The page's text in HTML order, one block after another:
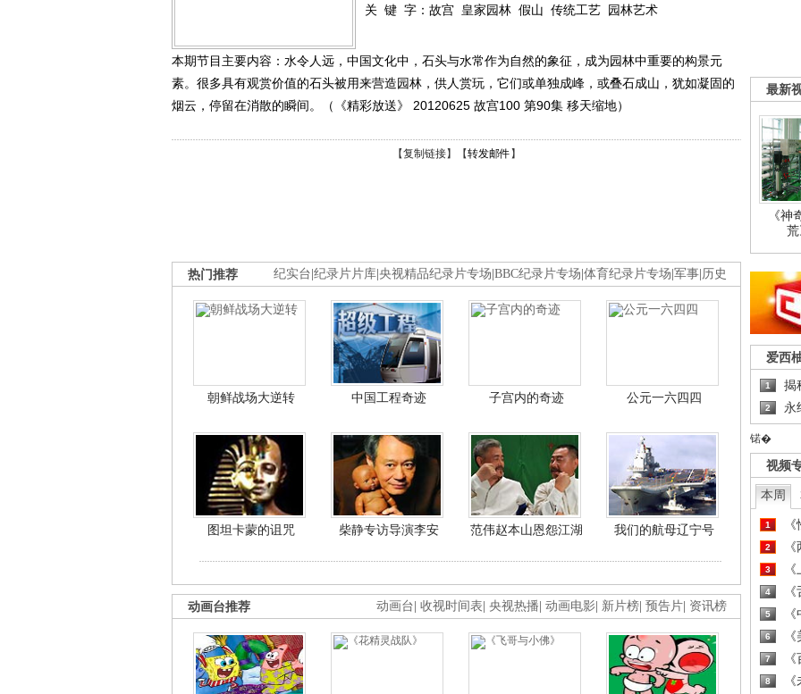
关 键 字： 故宫 皇家园林 假山 传统工艺 园林艺术
本期节目主要内容：水令人远，中国文化中，石头与水常作为自然的象征，成为园林中重要的构景元
素。很多具有观赏价值的石头被用来营造园林，供人赏玩，它们或单独成峰，或叠石成山，犹如凝固的
烟云，停留在消散的瞬间。（《精彩放送》 20120625 故宫100 第90集 移天缩地）
【复制链接】【转发邮件 】
纪实台 纪录片片库 央视精品纪录片专场 BBC纪录片专场 体育纪录片专场 军事 历史
热门推荐
朝鲜战场大逆转 中国工程奇迹 子宫内的奇迹 公元一六四四
图坦卡蒙的诅咒 柴静专访导演李安 范伟赵本山恩怨江湖 我们的航母辽宁号
动画台 收视时间表 央视热播 动画电影 新片榜 预告片 资讯榜
动画台推荐
最新
《神
爱西
1 揭
2 永
锘�
视频
本周
1
2
3
4
5
6
7
8